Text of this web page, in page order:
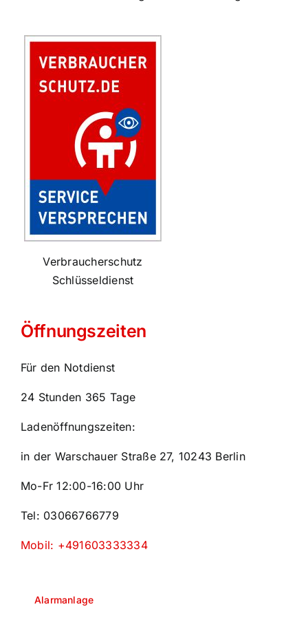
Verbraucherschutz
Schlüsseldienst
Öffnungszeiten
Für den Notdienst
24 Stunden 365 Tage
Ladenöffnungszeiten:
in der Warschauer Straße 27, 10243 Berlin
Mo-Fr 12:00-16:00 Uhr
Tel: 03066766779
Mobil: +491603333334
Alarmanlage